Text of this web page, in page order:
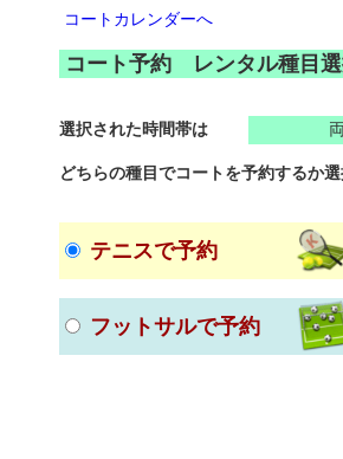
コートカレンダーへ
コート予約 レンタル種目
選択された時間帯は
どちらの種目でコートを予約するか選
テニスで予約
フットサルで予約